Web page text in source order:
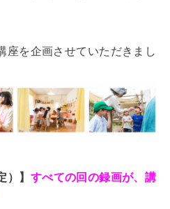
座を企画させていただきまし
）】 すべての回の録画が、講